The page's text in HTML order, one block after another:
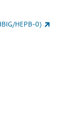
HEPB-0)